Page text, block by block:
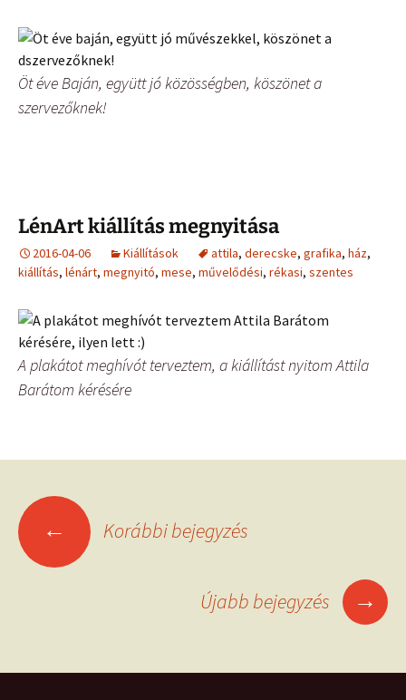
Öt éve Baján, együtt jó közösségben, köszönet a
szervezőknek!
LénArt kiállítás megnyitása
2016-04-06 Kiállítások attila, derecske, grafika, ház,
kiállítás, lénárt, megnyitó, mese, művelődési, rékasi, szentes
A plakátot meghívót terveztem, a kiállítást nyitom Attila
Barátom kérésére
Bejegyzések
navigációja
← Korábbi bejegyzés
Újabb bejegyzés →